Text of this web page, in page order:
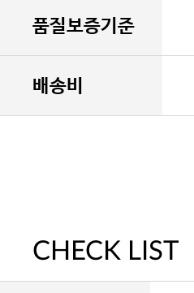
품질보증기준
배송비
CHECK LIST